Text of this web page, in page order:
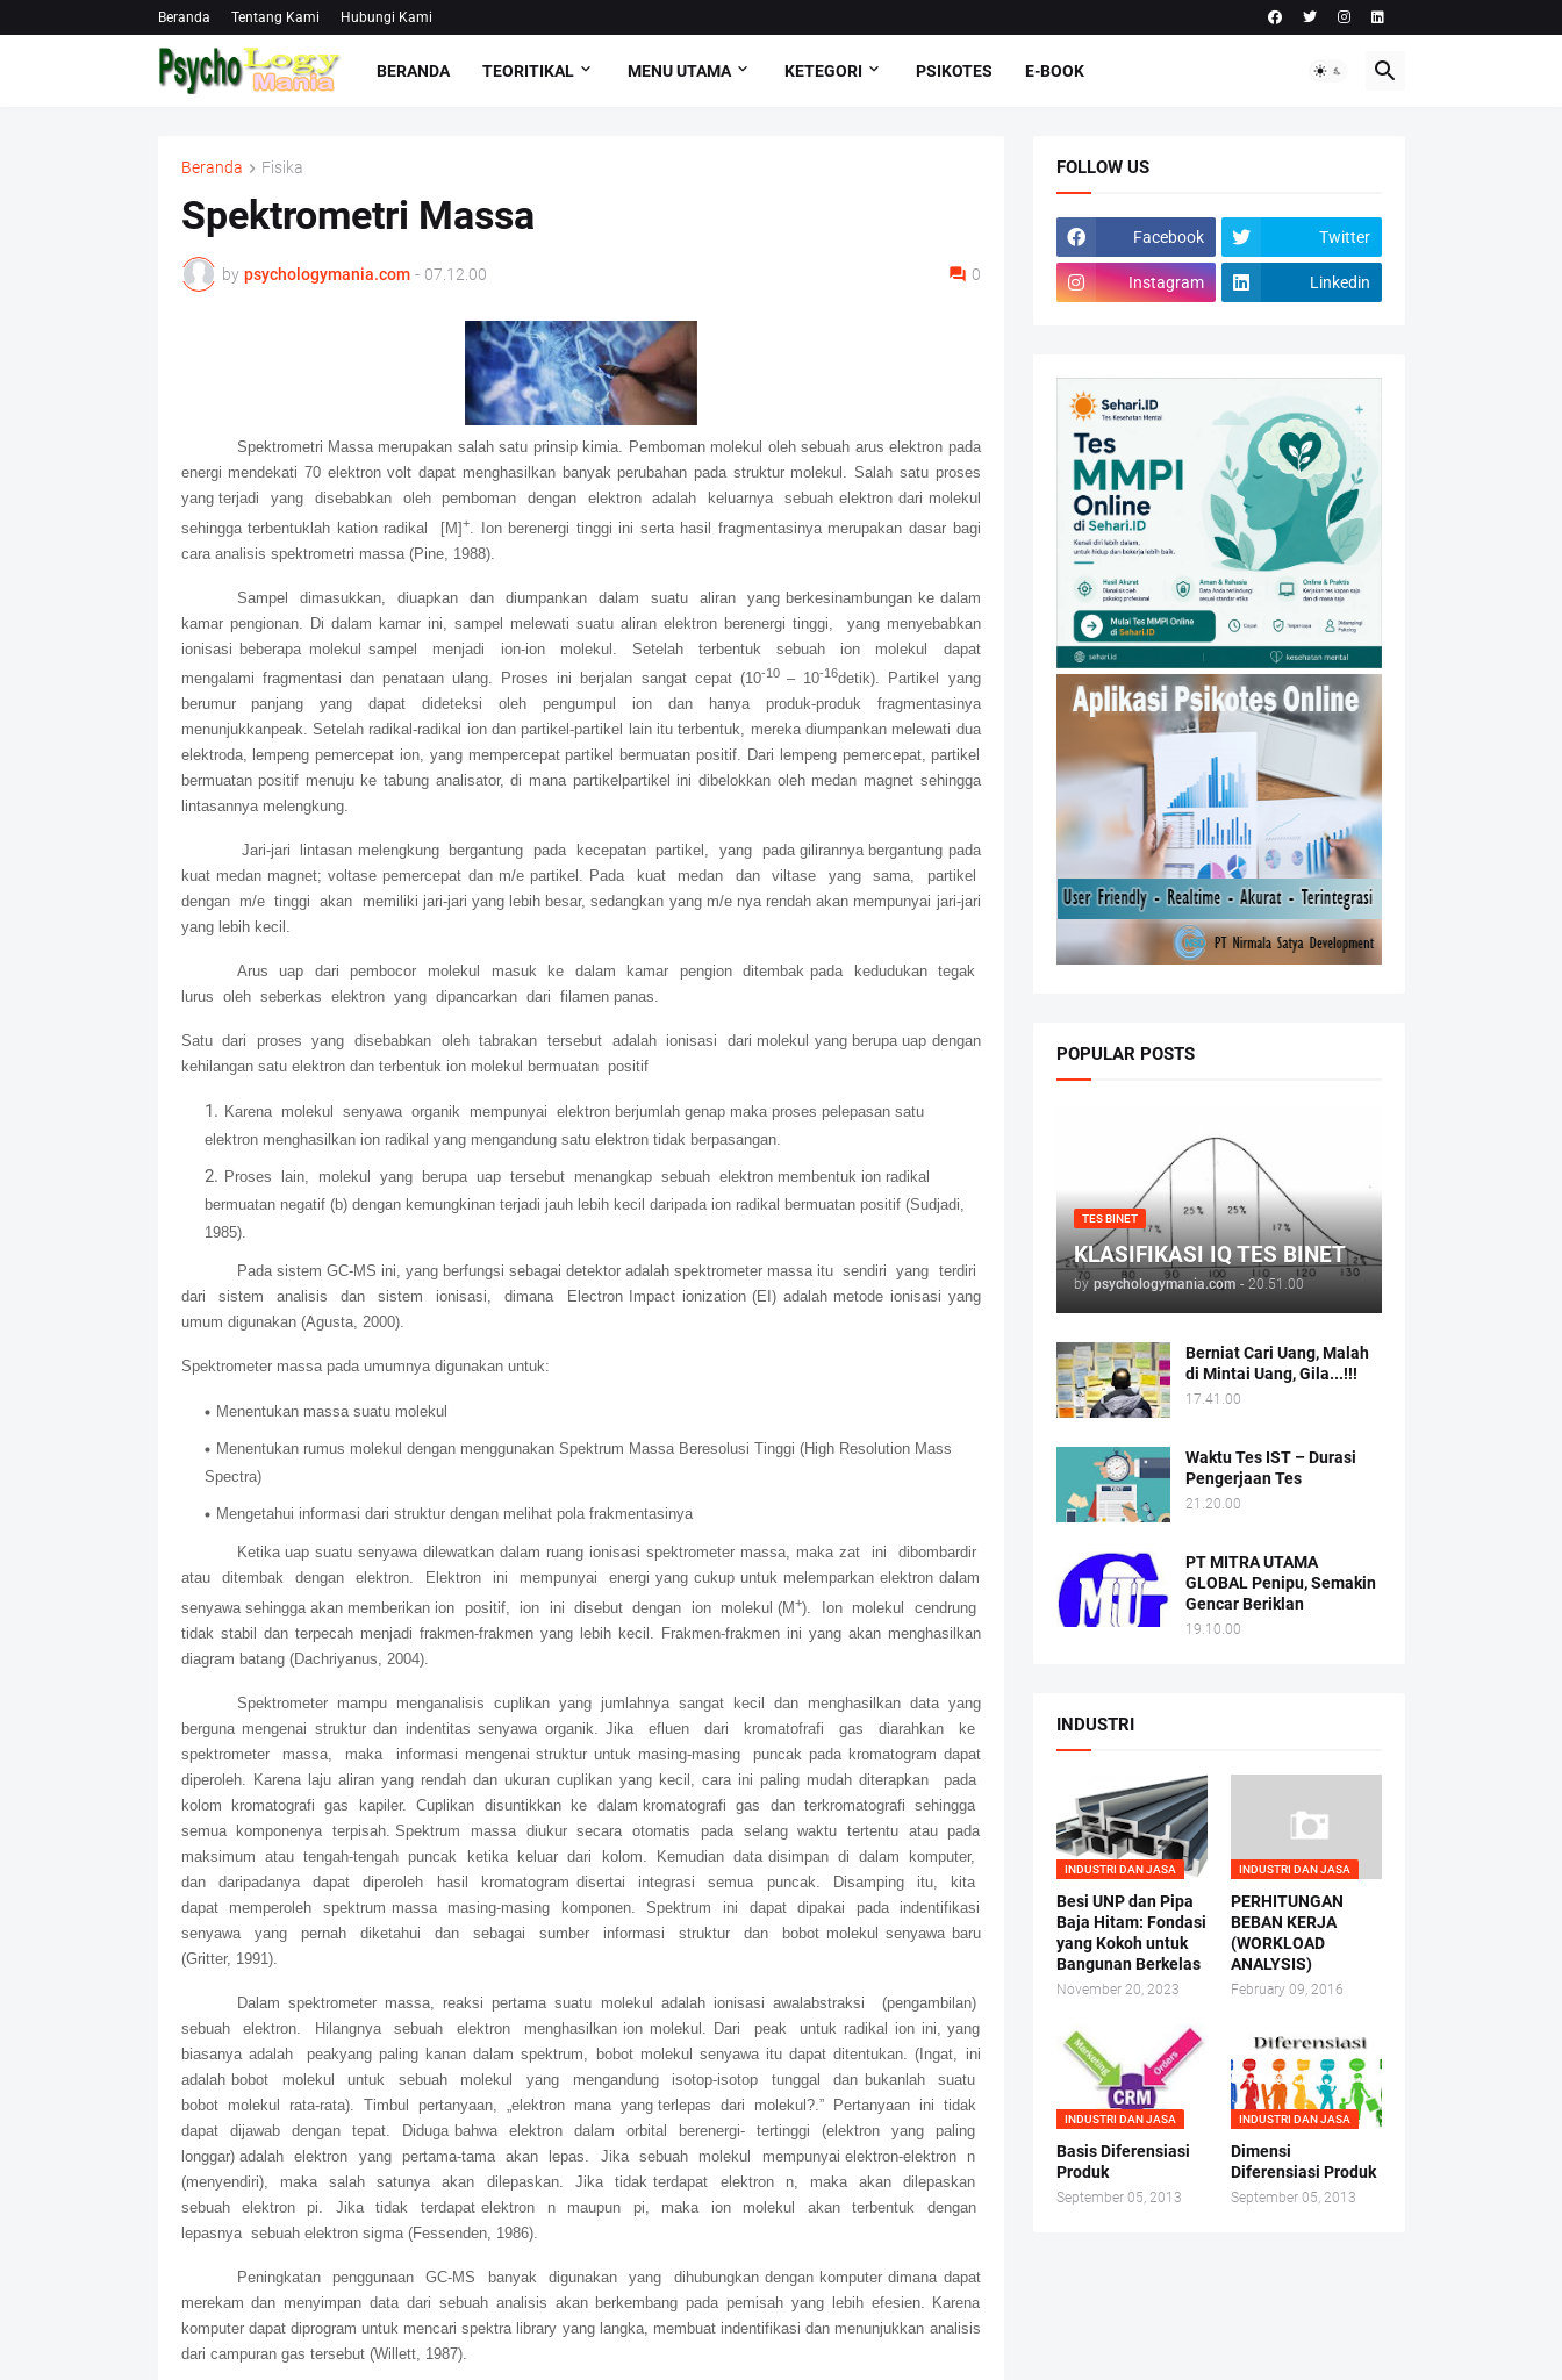
Beranda Tentang Kami Hubungi Kami
BERANDA TEORITIKAL MENU UTAMA KETEGORI PSIKOTES E-BOOK
Beranda Fisika
Spektrometri Massa
by psychologymania.com - 07.12.00 0
Spektrometri Massa merupakan salah satu prinsip kimia. Pemboman molekul oleh sebuah arus elektron pada
energi mendekati 70 elektron volt dapat menghasilkan banyak perubahan pada struktur molekul. Salah satu proses
yang terjadi yang disebabkan oleh pemboman dengan elektron adalah keluarnya sebuah elektron dari molekul
sehingga terbentuklah kation radikal [M]+
. Ion berenergi tinggi ini serta hasil fragmentasinya merupakan dasar bagi
cara analisis spektrometri massa (Pine, 1988).
Sampel dimasukkan, diuapkan dan diumpankan dalam suatu aliran yang berkesinambungan ke dalam
kamar pengionan. Di dalam kamar ini, sampel melewati suatu aliran elektron berenergi tinggi, yang menyebabkan
ionisasi beberapa molekul sampel menjadi ion-ion molekul. Setelah terbentuk sebuah ion molekul dapat
mengalami fragmentasi dan penataan ulang. Proses ini berjalan sangat cepat (10-10 – 10-16detik). Partikel yang
berumur panjang yang dapat dideteksi oleh pengumpul ion dan hanya produk-produk fragmentasinya
menunjukkanpeak. Setelah radikal-radikal ion dan partikel-partikel lain itu terbentuk, mereka diumpankan melewati dua
elektroda, lempeng pemercepat ion, yang mempercepat partikel bermuatan positif. Dari lempeng pemercepat, partikel
bermuatan positif menuju ke tabung analisator, di mana partikelpartikel ini dibelokkan oleh medan magnet sehingga
lintasannya melengkung.
Jari-jari lintasan melengkung bergantung pada kecepatan partikel, yang pada gilirannya bergantung pada
kuat medan magnet; voltase pemercepat dan m/e partikel. Pada kuat medan dan viltase yang sama, partikel
dengan m/e tinggi akan memiliki jari-jari yang lebih besar, sedangkan yang m/e nya rendah akan mempunyai jari-jari
yang lebih kecil.
Arus uap dari pembocor molekul masuk ke dalam kamar pengion ditembak pada kedudukan tegak
lurus oleh seberkas elektron yang dipancarkan dari filamen panas.
Satu dari proses yang disebabkan oleh tabrakan tersebut adalah ionisasi dari molekul yang berupa uap dengan
kehilangan satu elektron dan terbentuk ion molekul bermuatan positif
Karena molekul senyawa organik mempunyai elektron berjumlah genap maka proses pelepasan satu
elektron menghasilkan ion radikal yang mengandung satu elektron tidak berpasangan.
Proses lain, molekul yang berupa uap tersebut menangkap sebuah elektron membentuk ion radikal
bermuatan negatif (b) dengan kemungkinan terjadi jauh lebih kecil daripada ion radikal bermuatan positif (Sudjadi,
1985).
Pada sistem GC-MS ini, yang berfungsi sebagai detektor adalah spektrometer massa itu sendiri yang terdiri
dari sistem analisis dan sistem ionisasi, dimana Electron Impact ionization (EI) adalah metode ionisasi yang
umum digunakan (Agusta, 2000).
Spektrometer massa pada umumnya digunakan untuk:
Menentukan massa suatu molekul
Menentukan rumus molekul dengan menggunakan Spektrum Massa Beresolusi Tinggi (High Resolution Mass
Spectra)
Mengetahui informasi dari struktur dengan melihat pola frakmentasinya
Ketika uap suatu senyawa dilewatkan dalam ruang ionisasi spektrometer massa, maka zat ini dibombardir
atau ditembak dengan elektron. Elektron ini mempunyai energi yang cukup untuk melemparkan elektron dalam
senyawa sehingga akan memberikan ion positif, ion ini disebut dengan ion molekul (M+). Ion molekul cendrung
tidak stabil dan terpecah menjadi frakmen-frakmen yang lebih kecil. Frakmen-frakmen ini yang akan menghasilkan
diagram batang (Dachriyanus, 2004).
Spektrometer mampu menganalisis cuplikan yang jumlahnya sangat kecil dan menghasilkan data yang
berguna mengenai struktur dan indentitas senyawa organik. Jika efluen dari kromatofrafi gas diarahkan ke
spektrometer massa, maka informasi mengenai struktur untuk masing-masing puncak pada kromatogram dapat
diperoleh. Karena laju aliran yang rendah dan ukuran cuplikan yang kecil, cara ini paling mudah diterapkan pada
kolom kromatografi gas kapiler. Cuplikan disuntikkan ke dalam kromatografi gas dan terkromatografi sehingga
semua komponenya terpisah. Spektrum massa diukur secara otomatis pada selang waktu tertentu atau pada
maksimum atau tengah-tengah puncak ketika keluar dari kolom. Kemudian data disimpan di dalam komputer,
dan daripadanya dapat diperoleh hasil kromatogram disertai integrasi semua puncak. Disamping itu, kita
dapat memperoleh spektrum massa masing-masing komponen. Spektrum ini dapat dipakai pada indentifikasi
senyawa yang pernah diketahui dan sebagai sumber informasi struktur dan bobot molekul senyawa baru
(Gritter, 1991).
Dalam spektrometer massa, reaksi pertama suatu molekul adalah ionisasi awalabstraksi (pengambilan)
sebuah elektron. Hilangnya sebuah elektron menghasilkan ion molekul. Dari peak untuk radikal ion ini, yang
biasanya adalah peakyang paling kanan dalam spektrum, bobot molekul senyawa itu dapat ditentukan. (Ingat, ini
adalah bobot molekul untuk sebuah molekul yang mengandung isotop-isotop tunggal dan bukanlah suatu
bobot molekul rata-rata). Timbul pertanyaan, „elektron mana yang terlepas dari molekul?.” Pertanyaan ini tidak
dapat dijawab dengan tepat. Diduga bahwa elektron dalam orbital berenergi- tertinggi (elektron yang paling
longgar) adalah elektron yang pertama-tama akan lepas. Jika sebuah molekul mempunyai elektron-elektron n
(menyendiri), maka salah satunya akan dilepaskan. Jika tidak terdapat elektron n, maka akan dilepaskan
sebuah elektron pi. Jika tidak terdapat elektron n maupun pi, maka ion molekul akan terbentuk dengan
lepasnya sebuah elektron sigma (Fessenden, 1986).
Peningkatan penggunaan GC-MS banyak digunakan yang dihubungkan dengan komputer dimana dapat
merekam dan menyimpan data dari sebuah analisis akan berkembang pada pemisah yang lebih efesien. Karena
komputer dapat diprogram untuk mencari spektra library yang langka, membuat indentifikasi dan menunjukkan analisis
dari campuran gas tersebut (Willett, 1987).
FOLLOW US
Facebook Twitter
Instagram Linkedin
POPULAR POSTS
TES BINET
KLASIFIKASI IQ TES BINET
by psychologymania.com - 20.51.00
Berniat Cari Uang, Malah
di Mintai Uang, Gila...!!!
17.41.00
Waktu Tes IST – Durasi
Pengerjaan Tes
21.20.00
PT MITRA UTAMA
GLOBAL Penipu, Semakin
Gencar Beriklan
19.10.00
INDUSTRI
INDUSTRI DAN JASA
Besi UNP dan Pipa
Baja Hitam: Fondasi
yang Kokoh untuk
Bangunan Berkelas
November 20, 2023
INDUSTRI DAN JASA
PERHITUNGAN
BEBAN KERJA
(WORKLOAD
ANALYSIS)
February 09, 2016
INDUSTRI DAN JASA
Basis Diferensiasi
Produk
September 05, 2013
INDUSTRI DAN JASA
Dimensi
Diferensiasi Produk
September 05, 2013